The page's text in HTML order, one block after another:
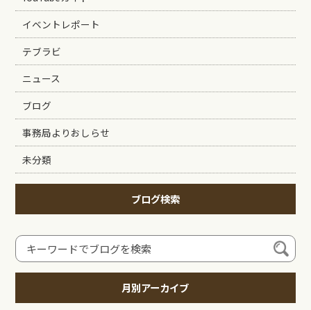
イベントレポート
テブラビ
ニュース
ブログ
事務局よりおしらせ
未分類
ブログ検索
月別アーカイブ